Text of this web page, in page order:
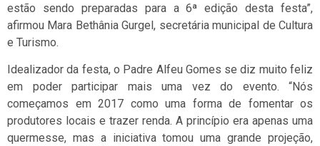
estão sendo preparadas para a 6ª edição desta festa”,
afirmou Mara Bethânia Gurgel, secretária municipal de Cultura
e Turismo.
Idealizador da festa, o Padre Alfeu Gomes se diz muito feliz
em poder participar mais uma vez do evento. “Nós
começamos em 2017 como uma forma de fomentar os
produtores locais e trazer renda. A princípio era apenas uma
quermesse, mas a iniciativa tomou uma grande projeção,